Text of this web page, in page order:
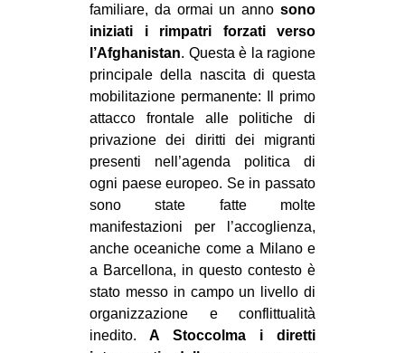
EVENTI
in
Fb
tw
bsky
SEARCH
familiare, da ormai un anno sono
iniziati i rimpatri forzati verso
l’Afghanistan. Questa è la ragione
principale della nascita di questa
mobilitazione permanente: Il primo
attacco frontale alle politiche di
privazione dei diritti dei migranti
presenti nell’agenda politica di
ogni paese europeo. Se in passato
sono state fatte molte
manifestazioni per l’accoglienza,
anche oceaniche come a Milano e
a Barcellona, in questo contesto è
stato messo in campo un livello di
organizzazione e conflittualità
inedito. A Stoccolma i diretti